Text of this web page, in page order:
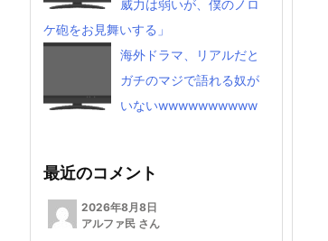
威力は弱いが、僕のノロ
ケ砲をお見舞いする」
海外ドラマ、リアルだと
ガチのマジで語れる奴が
いないwwwwwwwwww
最近のコメント
2026年8月8日
アルファ民 さん